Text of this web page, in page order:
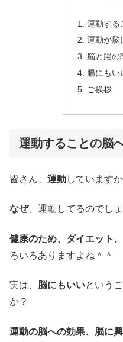
運動する
運動が脳
脳と腸の
腸にもい
ご挨拶
運動することの脳
皆さん、 運動していますか
なぜ、運動してるのでし
健康のため、ダイエット
ろいろありますよね＾＾
実は、 脳にもいいという
か？
運動の脳への効果、脳に